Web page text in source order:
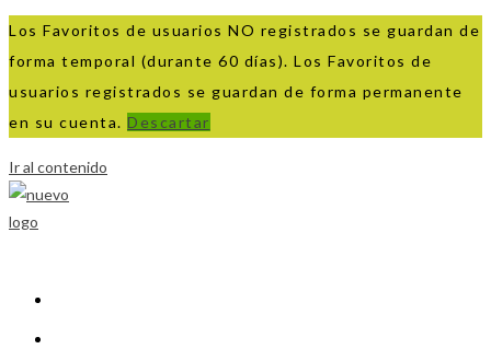
Los Favoritos de usuarios NO registrados se guardan de
forma temporal (durante 60 días). Los Favoritos de
usuarios registrados se guardan de forma permanente
en su cuenta. Descartar
Ir al contenido